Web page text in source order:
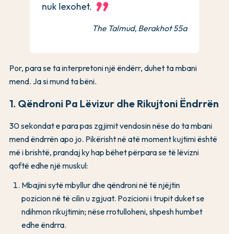
nuk lexohet.
The Talmud, Berakhot 55a
Por, para se ta interpretoni një ëndërr, duhet ta mbani
mend. Ja si mund ta bëni.
1. Qëndroni Pa Lëvizur dhe Rikujtoni Ëndrrën
30 sekondat e para pas zgjimit vendosin nëse do ta mbani
mend ëndrrën apo jo. Pikërisht në atë moment kujtimi është
më i brishtë, prandaj ky hap bëhet përpara se të lëvizni
qoftë edhe një muskul:
Mbajini sytë mbyllur dhe qëndroni në të njëjtin
pozicion në të cilin u zgjuat. Pozicioni i trupit duket se
ndihmon rikujtimin; nëse rrotulloheni, shpesh humbet
edhe ëndrra.